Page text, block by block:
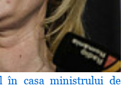
în casa ministrului de